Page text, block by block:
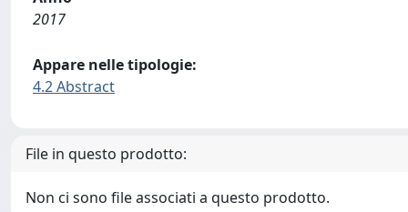
2017
Appare nelle tipologie:
4.2 Abstract
File in questo prodotto:
Non ci sono file associati a questo prodotto.